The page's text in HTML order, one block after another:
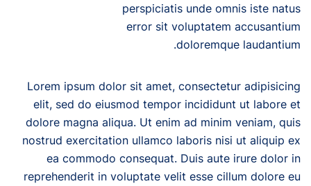
perspiciatis unde omnis iste natus
error sit voluptatem accusantium
doloremque laudantium.
Lorem ipsum dolor sit amet, consectetur adipisicing
elit, sed do eiusmod tempor incididunt ut labore et
dolore magna aliqua. Ut enim ad minim veniam, quis
nostrud exercitation ullamco laboris nisi ut aliquip ex
ea commodo consequat. Duis aute irure dolor in
reprehenderit in voluptate velit esse cillum dolore eu